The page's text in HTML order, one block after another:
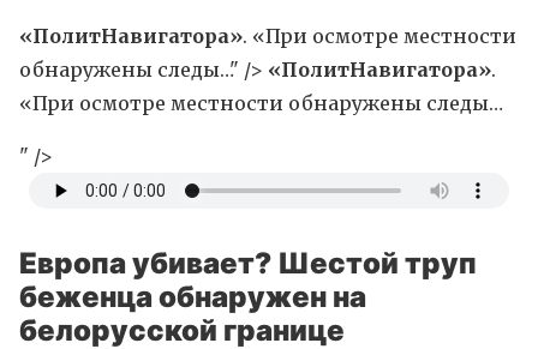
«ПолитНавигатора». «При осмотре местности
обнаружены следы…" /> «ПолитНавигатора».
«При осмотре местности обнаружены следы…
" />
Европа убивает? Шестой труп
беженца обнаружен на
белорусской границе